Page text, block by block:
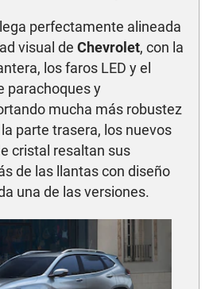
perfectamente alineada
visual de Chevrolet, con la
los faros LED y el
parachoques y
mucha más robustez
parte trasera, los nuevos
cristal resaltan sus
de las llantas con diseño
una de las versiones.